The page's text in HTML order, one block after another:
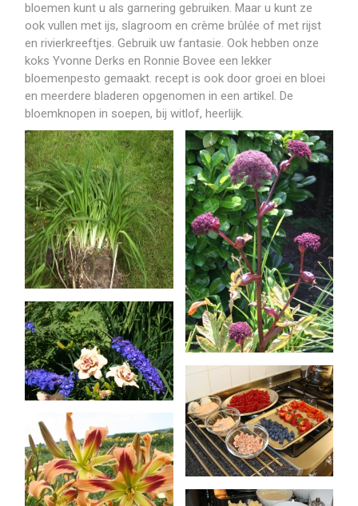
bloemen kunt u als garnering gebruiken. Maar u kunt ze
ook vullen met ijs, slagroom en crème brûlée of met rijst
en rivierkreeftjes. Gebruik uw fantasie. Ook hebben onze
koks Yvonne Derks en Ronnie Bovee een lekker
bloemenpesto gemaakt. recept is ook door groei en bloei
en meerdere bladeren opgenomen in een artikel. De
bloemknopen in soepen, bij witlof, heerlijk.